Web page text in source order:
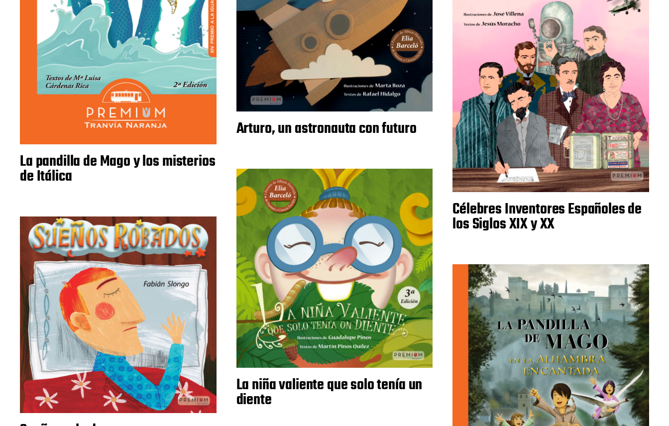
Arturo, un astronauta con futuro
La pandilla de Mago y los misterios
de Itálica
Célebres Inventores Españoles de
los Siglos XIX y XX
La niña valiente que solo tenía un
diente